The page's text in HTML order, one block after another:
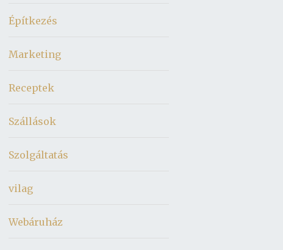
Építkezés
Marketing
Receptek
Szállások
Szolgáltatás
vilag
Webáruház